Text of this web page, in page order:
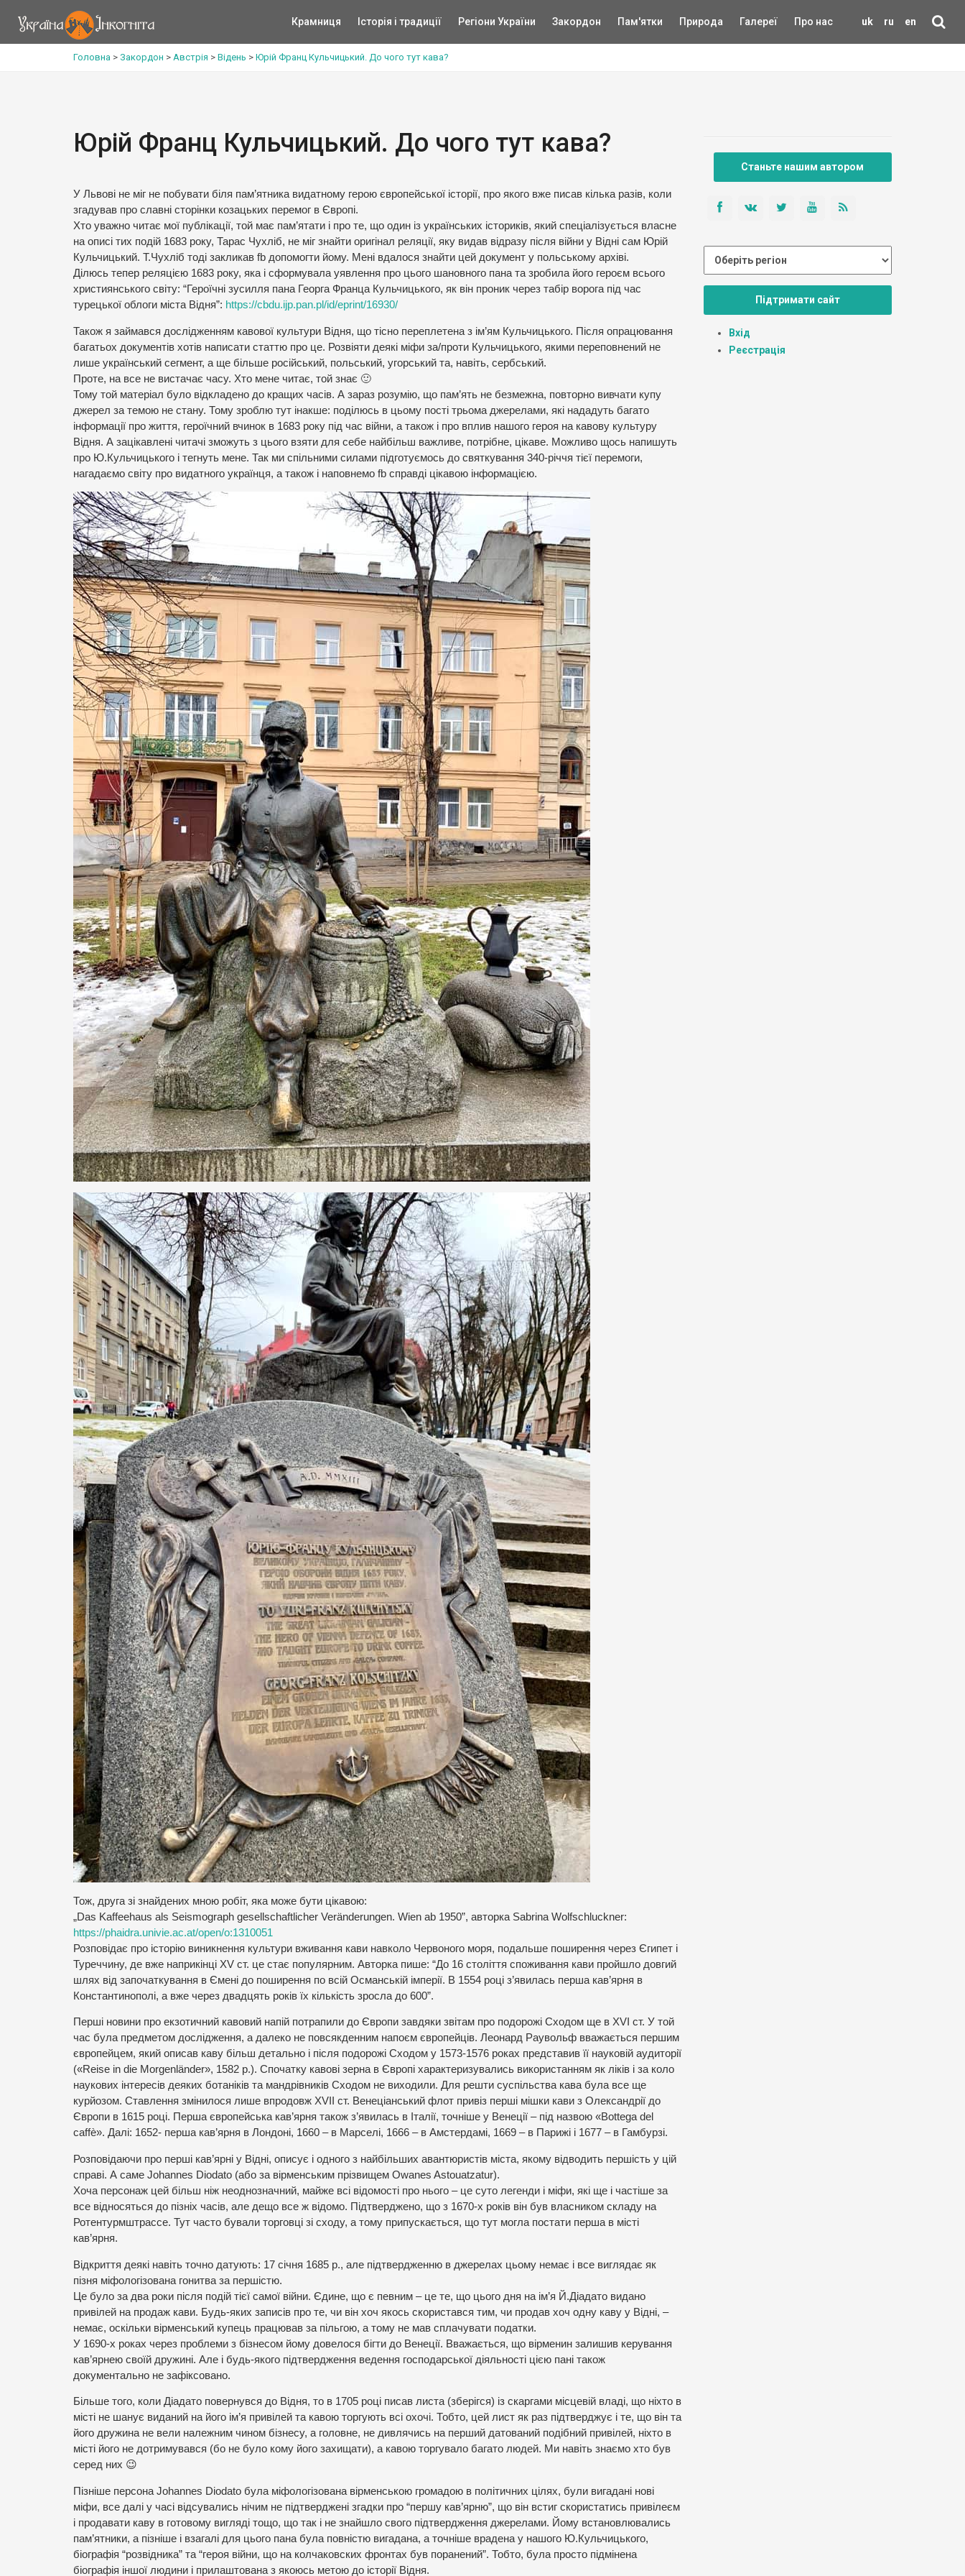
uk ru en
Крамниця Історія і традиції Регіони України Закордон Пам'ятки Природа Галереї Про нас
Головна > Закордон > Австрія > Відень > Юрій Франц Кульчицький. До чого тут кава?
Юрій Франц Кульчицький. До чого тут кава?
У Львові не міг не побувати біля пам’ятника видатному герою європейської історії, про якого вже писав кілька разів, коли
згадував про славні сторінки козацьких перемог в Європі.
Хто уважно читає мої публікації, той має пам’ятати і про те, що один із українських істориків, який спеціалізується власне
на описі тих подій 1683 року, Тарас Чухліб, не міг знайти оригінал реляції, яку видав відразу після війни у Відні сам Юрій
Кульчицький. Т.Чухліб тоді закликав fb допомогти йому. Мені вдалося знайти цей документ у польському архіві.
Ділюсь тепер реляцією 1683 року, яка і сформувала уявлення про цього шановного пана та зробила його героєм всього
християнського світу: “Героїчні зусилля пана Георга Франца Кульчицького, як він проник через табір ворога під час
турецької облоги міста Відня”: https://cbdu.ijp.pan.pl/id/eprint/16930/
Також я займався дослідженням кавової культури Відня, що тісно переплетена з ім’ям Кульчицького. Після опрацювання
багатьох документів хотів написати статтю про це. Розвіяти деякі міфи за/проти Кульчицького, якими переповнений не
лише український сегмент, а ще більше російський, польський, угорський та, навіть, сербський.
Проте, на все не вистачає часу. Хто мене читає, той знає 🙂
Тому той матеріал було відкладено до кращих часів. А зараз розумію, що пам’ять не безмежна, повторно вивчати купу
джерел за темою не стану. Тому зроблю тут інакше: поділюсь в цьому пості трьома джерелами, які нададуть багато
інформації про життя, героїчний вчинок в 1683 року під час війни, а також і про вплив нашого героя на кавову культуру
Відня. А зацікавлені читачі зможуть з цього взяти для себе найбільш важливе, потрібне, цікаве. Можливо щось напишуть
про Ю.Кульчицького і тегнуть мене. Так ми спільними силами підготуємось до святкування 340-річчя тієї перемоги,
нагадаємо світу про видатного українця, а також і наповнемо fb справді цікавою інформацією.
Тож, друга зі знайдених мною робіт, яка може бути цікавою:
„Das Kaffeehaus als Seismograph gesellschaftlicher Veränderungen. Wien ab 1950”, авторка Sabrina Wolfschluckner:
https://phaidra.univie.ac.at/open/o:1310051
Розповідає про історію виникнення культури вживання кави навколо Червоного моря, подальше поширення через Єгипет і
Туреччину, де вже наприкінці XV ст. це стає популярним. Авторка пише: “До 16 століття споживання кави пройшло довгий
шлях від започаткування в Ємені до поширення по всій Османській імперії. В 1554 році з’явилась перша кав’ярня в
Константинополі, а вже через двадцять років їх кількість зросла до 600”.
Перші новини про екзотичний кавовий напій потрапили до Європи завдяки звітам про подорожі Сходом ще в XVI ст. У той
час була предметом дослідження, а далеко не повсякденним напоєм європейців. Леонард Раувольф вважається першим
європейцем, який описав каву більш детально і після подорожі Сходом у 1573-1576 роках представив її науковій аудиторії
(«Reise in die Morgenländer», 1582 р.). Спочатку кавові зерна в Європі характеризувались використанням як ліків і за коло
наукових інтересів деяких ботаніків та мандрівників Сходом не виходили. Для решти суспільства кава була все ще
курйозом. Ставлення змінилося лише впродовж XVII ст. Венеціанський флот привіз перші мішки кави з Олександрії до
Європи в 1615 році. Перша європейська кав’ярня також з’явилась в Італії, точніше у Венеції – під назвою «Bottega del
caffè». Далі: 1652- перша кав’ярня в Лондоні, 1660 – в Марселі, 1666 – в Амстердамі, 1669 – в Парижі і 1677 – в Гамбурзі.
Розповідаючи про перші кав’ярні у Відні, описує і одного з найбільших авантюристів міста, якому відводить першість у цій
справі. А саме Johannes Diodato (або за вірменським прізвищем Owanes Astouatzatur).
Хоча персонаж цей більш ніж неоднозначний, майже всі відомості про нього – це суто легенди і міфи, які ще і частіше за
все відносяться до пізніх часів, але дещо все ж відомо. Підтверджено, що з 1670-х років він був власником складу на
Ротентурмштрассе. Тут часто бували торговці зі сходу, а тому припускається, що тут могла постати перша в місті
кав’ярня.
Відкриття деякі навіть точно датують: 17 січня 1685 р., але підтвердженню в джерелах цьому немає і все виглядає як
пізня міфологізована гонитва за першістю.
Це було за два роки після подій тієї самої війни. Єдине, що є певним – це те, що цього дня на ім’я Й.Діадато видано
привілей на продаж кави. Будь-яких записів про те, чи він хоч якось скористався тим, чи продав хоч одну каву у Відні, –
немає, оскільки вірменський купець працював за пільгою, а тому не мав сплачувати податки.
У 1690-х роках через проблеми з бізнесом йому довелося бігти до Венеції. Вважається, що вірменин залишив керування
кав’ярнею своїй дружині. Але і будь-якого підтвердження ведення господарської діяльності цією пані також
документально не зафіксовано.
Більше того, коли Діадато повернувся до Відня, то в 1705 році писав листа (зберігся) із скаргами місцевій владі, що ніхто в
місті не шанує виданий на його ім’я привілей та кавою торгують всі охочі. Тобто, цей лист як раз підтверджує і те, що він та
його дружина не вели належним чином бізнесу, а головне, не дивлячись на перший датований подібний привілей, ніхто в
місті його не дотримувався (бо не було кому його захищати), а кавою торгувало багато людей. Ми навіть знаємо хто був
серед них 😉
Пізніше персона Johannes Diodato була міфологізована вірменською громадою в політичних цілях, були вигадані нові
міфи, все далі у часі відсувались нічим не підтверджені згадки про “першу кав’ярню”, що він встиг скористатись привілеєм
і продавати каву в готовому вигляді тощо, що так і не знайшло свого підтвердження джерелами. Йому встановлювались
пам’ятники, а пізніше і взагалі для цього пана була повністю вигадана, а точніше врадена у нашого Ю.Кульчицького,
біографія “розвідника” та “героя війни, що на колчаковских фронтах був поранений”. Тобто, була просто підмінена
біографія іншої людини і прилаштована з якоюсь метою до історії Відня.
Станьте нашим автором
Підтримати сайт
Вхід
Реєстрація